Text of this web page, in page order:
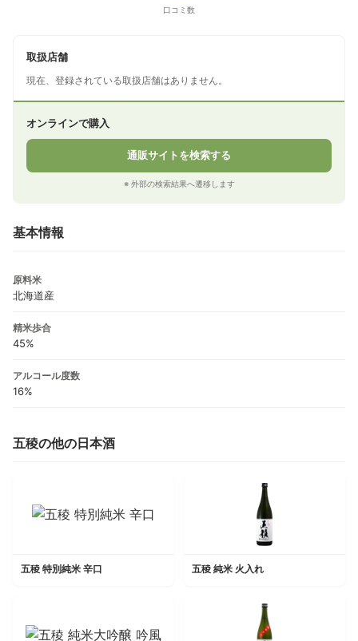
口コミ数
取扱店舗
現在、登録されている取扱店舗はありません。
オンラインで購入
通販サイトを検索する
※ 外部の検索結果へ遷移します
基本情報
原料米
北海道産
精米歩合
45%
アルコール度数
16%
五稜の他の日本酒
五稜 特別純米 辛口 五稜 純米 火入れ